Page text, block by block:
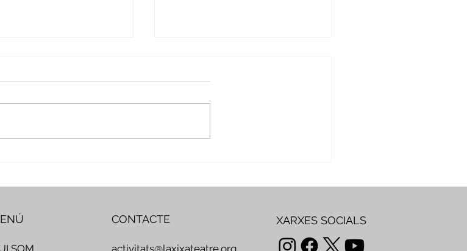
SOM
CONTACTE
activitats@laxixateatre.org
XARXES SOCIALS